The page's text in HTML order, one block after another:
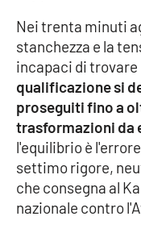
Imprese Di
Le perfidie di
Venti di
STREAMING
Nei trenta minuti
stanchezza e la
incapaci di trovare
qualificazione si
proseguiti fino a
trasformazioni da
l'equilibrio è
settimo rigore,
che consegna al
nazionale contro